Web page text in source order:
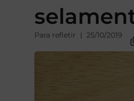
Para refletir 25/10/2019